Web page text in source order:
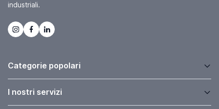
industriali.
Categorie popolari
I nostri servizi